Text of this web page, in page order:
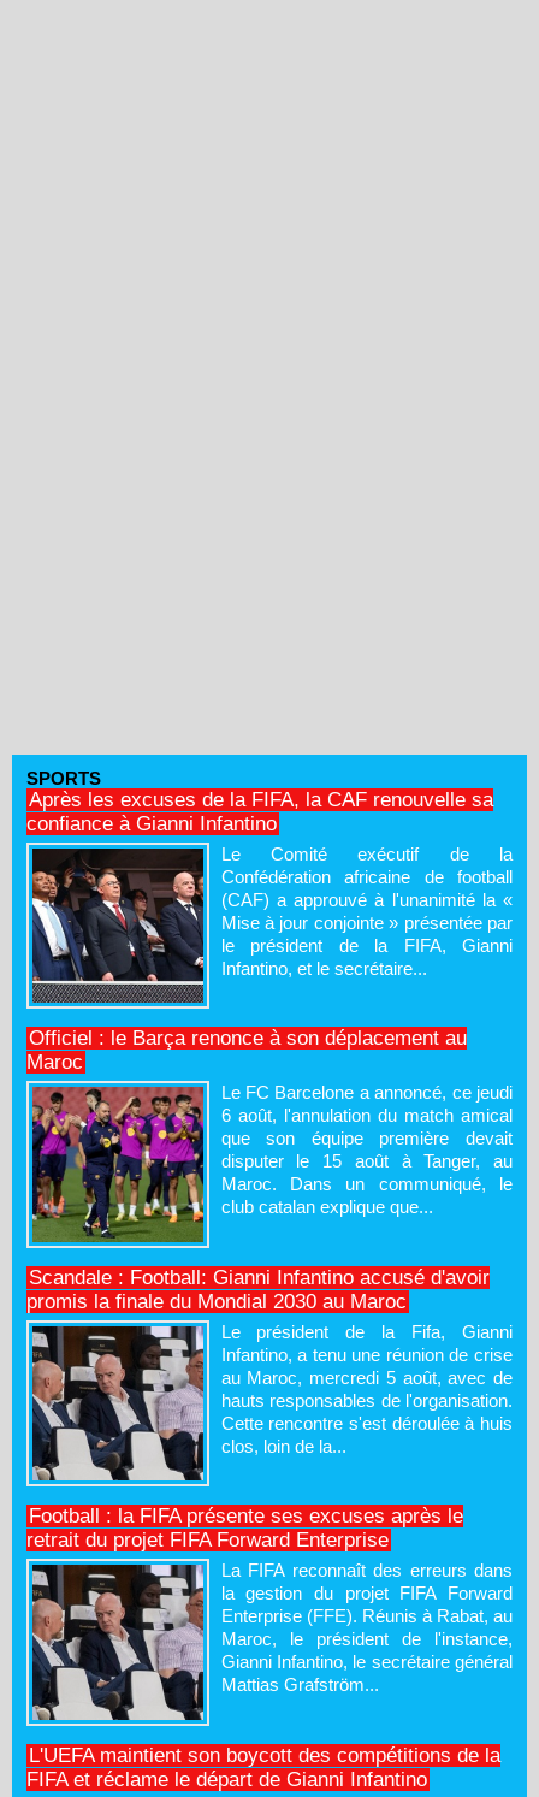
SPORTS
Après les excuses de la FIFA, la CAF renouvelle sa
confiance à Gianni Infantino
Le Comité exécutif de la
Confédération africaine de football
(CAF) a approuvé à l'unanimité la «
Mise à jour conjointe » présentée par
le président de la FIFA, Gianni
Infantino, et le secrétaire...
Officiel : le Barça renonce à son déplacement au
Maroc
Le FC Barcelone a annoncé, ce jeudi
6 août, l'annulation du match amical
que son équipe première devait
disputer le 15 août à Tanger, au
Maroc. Dans un communiqué, le
club catalan explique que...
Scandale : Football: Gianni Infantino accusé d'avoir
promis la finale du Mondial 2030 au Maroc
Le président de la Fifa, Gianni
Infantino, a tenu une réunion de crise
au Maroc, mercredi 5 août, avec de
hauts responsables de l'organisation.
Cette rencontre s'est déroulée à huis
clos, loin de la...
Football : la FIFA présente ses excuses après le
retrait du projet FIFA Forward Enterprise
La FIFA reconnaît des erreurs dans
la gestion du projet FIFA Forward
Enterprise (FFE). Réunis à Rabat, au
Maroc, le président de l'instance,
Gianni Infantino, le secrétaire général
Mattias Grafström...
L'UEFA maintient son boycott des compétitions de la
FIFA et réclame le départ de Gianni Infantino